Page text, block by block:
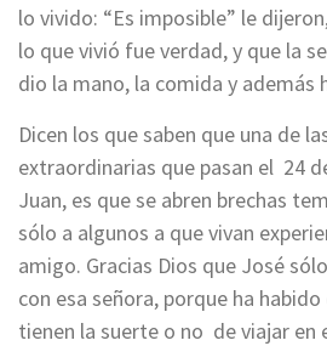
lo vivido: “Es imposible” le
lo que vivió fue verdad, y que la
dio la mano, la comida y además
Dicen los que saben que una de
extraordinarias que pasan el 24
Juan, es que se abren brechas
sólo a algunos a que vivan
amigo. Gracias Dios que José
con esa señora, porque ha
tienen la suerte o no de viajar en